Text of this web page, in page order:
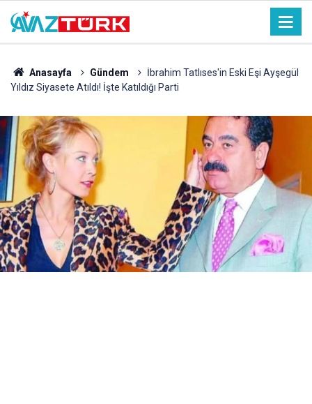
Anasayfa Gündem
İbrahim Tatlıses'in Eski Eşi Ayşegül
Yıldız Siyasete Atıldı! İşte Katıldığı Parti